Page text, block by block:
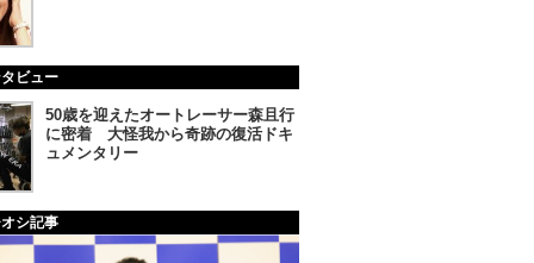
ビュー
50歳を迎えたオートレーサー森且行
に密着 大怪我から奇跡の復活ドキ
ュメンタリー
シ記事